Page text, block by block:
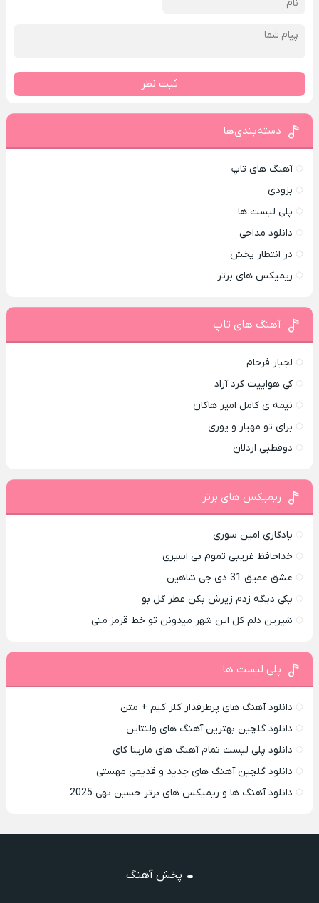
ثبت نظر
دسته‌بندی‌ها
آهنگ های تاپ
بزودی
پلی لیست ها
دانلود مداحی
در انتظار پخش
ریمیکس های برتر
آهنگ های تاپ
لجباز فرجام
کی هواییت کرد آراد
نیمه ی کامل امیر هاکان
برای تو مهیار و پوری
دوقطبی اردلان
ریمیکس های برتر
یادگاری امین سوری
خداحافظ غریبی تموم بی اسیری
عشق عمیق 31 دی جی شاهین
یکی دیگه زدم زیرش بکن عطر گل بو
شیرین دلم کل این شهر میدونن تو خط قرمز منی
پلی لیست ها
دانلود آهنگ های پرطرفدار کلر کیم + متن
دانلود گلچین بهترین آهنگ های ولنتاین
دانلود پلی لیست تمام آهنگ های مارینا کای
دانلود گلچین آهنگ های جدید و قدیمی مهستی
دانلود آهنگ ها و ریمیکس های برتر حسین تهی 2025
پخش آهنگ